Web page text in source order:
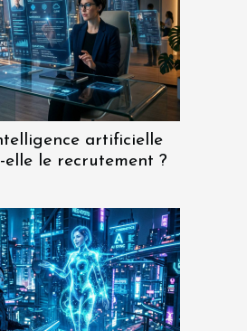
artificielle
le recrutement ?